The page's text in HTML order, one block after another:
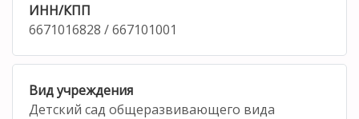
ИНН/КПП
6671016828 / 667101001
Вид учреждения
Детский сад общеразвивающего вида